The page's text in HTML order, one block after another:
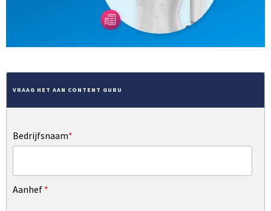
VRAAG HET AAN CONTENT GURU
Bedrijfsnaam*
Aanhef *